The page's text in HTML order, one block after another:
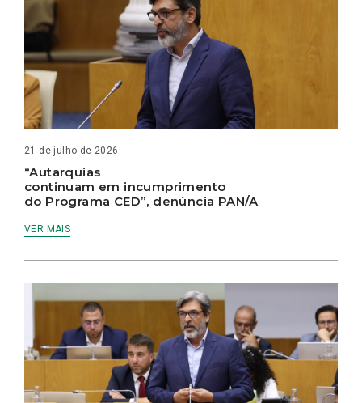
21 de julho de 2026
“Autarquias
continuam em incumprimento
do Programa CED”, denúncia PAN/A
VER MAIS